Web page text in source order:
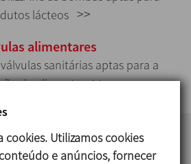
lácteos >>
alimentares
válvulas sanitárias aptas para a
de alimentos>>
cookies. Utilizamos cookies
e anúncios, fornecer